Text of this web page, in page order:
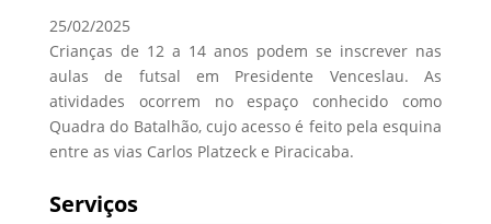
25/02/2025
Crianças de 12 a 14 anos podem se inscrever nas
aulas de futsal em Presidente Venceslau. As
atividades ocorrem no espaço conhecido como
Quadra do Batalhão, cujo acesso é feito pela esquina
entre as vias Carlos Platzeck e Piracicaba.
Serviços